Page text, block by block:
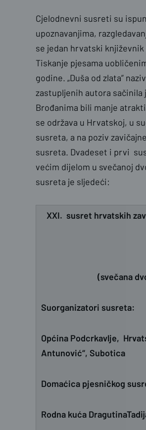
Cjelodnevni susreti su
upoznavanjima,
se jedan hrvatski
Tiskanje pjesama
godine. „Duša od zlata”
zastupljenih autora sačinila
Brođanima bili manje
se održava u Hrvatskoj, u
susreta, a na poziv
susreta. Dvadeset i prvi
većim dijelom u svečanoj
susreta je sljedeći:
XXI. susret hrvatskih
(svečana
Suorganizatori susreta:
Općina Podcrkavlje,
Antunović“, Subotica
Domaćica pjesničkog
Rodna kuća